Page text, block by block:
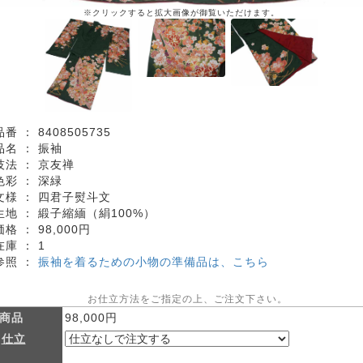
※クリックすると拡大画像が御覧いただけます。
番 ： 8408505735
名 ： 振袖
法 ： 京友禅
彩 ： 深緑
様 ： 四君子熨斗文
地 ： 緞子縮緬（絹100%）
格 ： 98,000円
庫 ： 1
照 ： 振袖を着るための小物の準備品は、こちら
お仕立方法をご指定の上、ご注文下さい。
品
98,000円
仕立